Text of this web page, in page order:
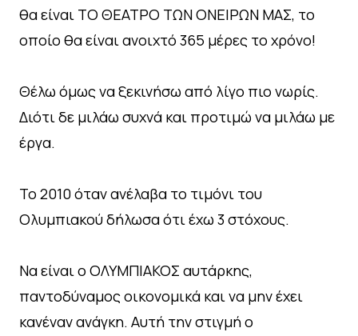
θα είναι ΤΟ ΘΕΑΤΡΟ ΤΩΝ ΟΝΕΙΡΩΝ ΜΑΣ, το
οποίο θα είναι ανοιχτό 365 μέρες το χρόνο!
Θέλω όμως να ξεκινήσω από λίγο πιο νωρίς.
Διότι δε μιλάω συχνά και προτιμώ να μιλάω με
έργα.
Το 2010 όταν ανέλαβα το τιμόνι του
Ολυμπιακού δήλωσα ότι έχω 3 στόχους.
Να είναι ο ΟΛΥΜΠΙΑΚΟΣ αυτάρκης,
παντοδύναμος οικονομικά και να μην έχει
κανέναν ανάγκη. Αυτή την στιγμή ο